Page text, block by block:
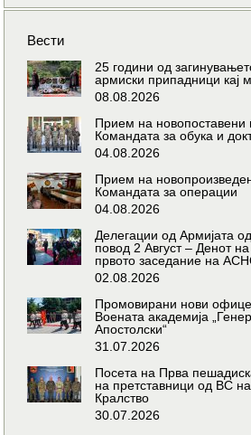
Вести
25 години од
армиски припадници кај
08.08.2026
Прием на новопоставени
Командата за обука и
04.08.2026
Прием на
Командата за операции
04.08.2026
Делегации од Армијата
повод 2 Август – Денот
првото заседание на
02.08.2026
Промовирани нови
Воената академија
Апостолски“
31.07.2026
Посета на Прва
на претставници од ВС
Кралство
30.07.2026